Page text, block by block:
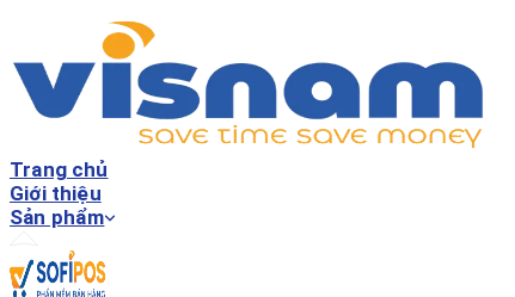
Trang chủ
Giới thiệu
Sản phẩm